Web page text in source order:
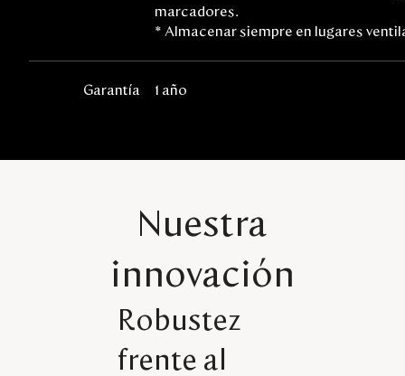
marcadores.
* Almacenar siempre en lugares
Garantía 1 año
Nuestra
innovación
Robustez
frente al